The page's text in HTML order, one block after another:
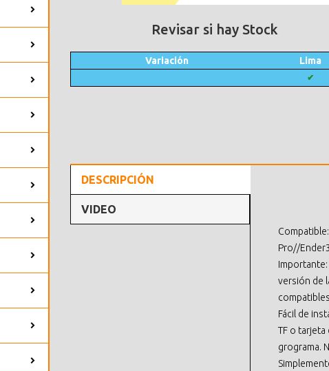
Revisar si hay Stock
Variación Lima
✔
DESCRIPCIÓN
VIDEO
Pro//
versión de
Fácil de
TF o tarjeta
grograma.